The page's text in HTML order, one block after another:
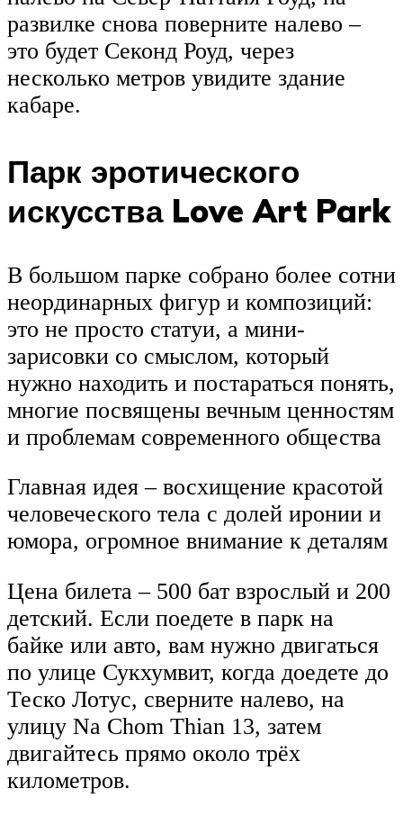
развилке снова поверните налево –
это будет Секонд Роуд, через
несколько метров увидите здание
кабаре.
Парк эротического
искусства Love Art Park
В большом парке собрано более сотни
неординарных фигур и композиций:
это не просто статуи, а мини-
зарисовки со смыслом, который
нужно находить и постараться понять,
многие посвящены вечным ценностям
и проблемам современного общества
Главная идея – восхищение красотой
человеческого тела с долей иронии и
юмора, огромное внимание к деталям
Цена билета – 500 бат взрослый и 200
детский. Если поедете в парк на
байке или авто, вам нужно двигаться
по улице Сукхумвит, когда доедете до
Теско Лотус, сверните налево, на
улицу Na Chom Thian 13, затем
двигайтесь прямо около трёх
километров.